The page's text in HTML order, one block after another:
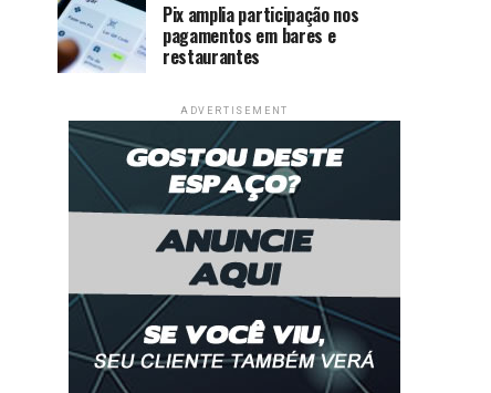
Pix amplia participação nos
pagamentos em bares e
restaurantes
ADVERTISEMENT